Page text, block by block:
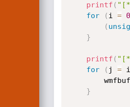
printf (
for
( i = 0
(
}
printf (
for
( j = i
		wmfbuf
}